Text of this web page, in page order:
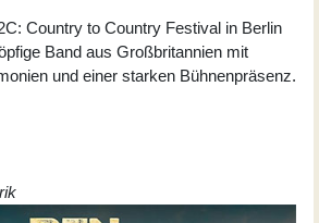
Country to Country Festival in Berlin
Band aus Großbritannien mit
und einer starken Bühnenpräsenz.